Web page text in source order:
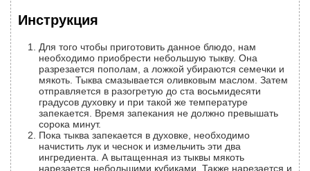
Инструкция
Для того чтобы приготовить данное блюдо, нам
необходимо приобрести небольшую тыкву. Она
разрезается пополам, а ложкой убираются семечки и
мякоть. Тыква смазывается оливковым маслом. Затем
отправляется в разогретую до ста восьмидесяти
градусов духовку и при такой же температуре
запекается. Время запекания не должно превышать
сорока минут.
Пока тыква запекается в духовке, необходимо
начистить лук и чеснок и измельчить эти два
ингредиента. А вытащенная из тыквы мякоть
нарезается небольшими кубиками. Также нарезается и